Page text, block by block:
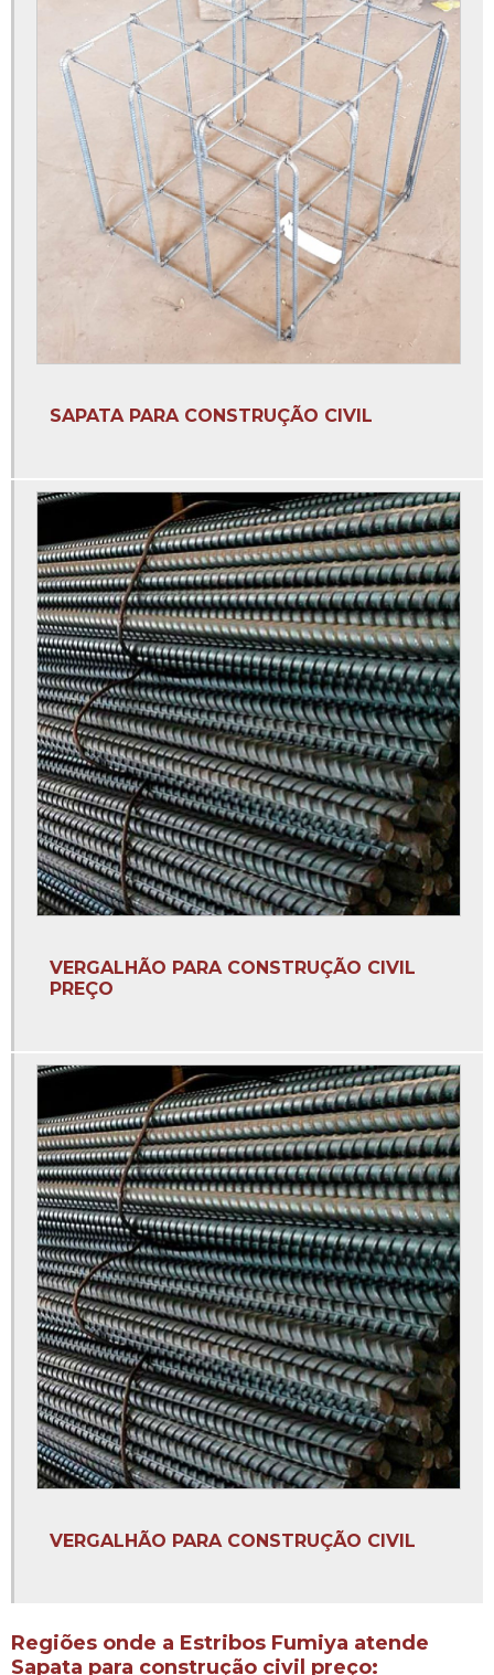
Coluna para construção 3 8
Coluna para construção de casas
Coluna pronta construção civil
Comprar arame recozido direto da fábrica
Distribuidor de arame recozido
Distribuidora de arame recozido sp
Empresa de brocas
Empresa fabricante de brocas
Estribo para coluna 3 8
Estribo redondo para coluna
Estribos à venda
Estribos colunas
Estribos de ferro
Estribos de ferro 12x27
Estribos de ferro 3 8
Estribos de ferro para coluna
Estribos de ferro para construção preço
Estribos para construção
Estribos para construção civil
Estribos para vigas
Fábrica de arame recozido
Fábrica de colunas vigas e sapatas
Fábrica de estribo
Fábrica de estribo para construção
Fábrica de estribos para construção civil
Fábrica de malha pop
Fábrica de treliça
Fábrica de treliça para laje
Fábrica de vergalhão
Fabricação de arame recozido
Fabricação de coluna para construção civil
Fabricante de brocas escalonadas
Kilo arame recozido
SAPATA PARA CONSTRUÇÃO CIVIL
VERGALHÃO PARA CONSTRUÇÃO CIVIL
PREÇO
VERGALHÃO PARA CONSTRUÇÃO CIVIL
Regiões onde a Estribos Fumiya atende
Sapata para construção civil preço: